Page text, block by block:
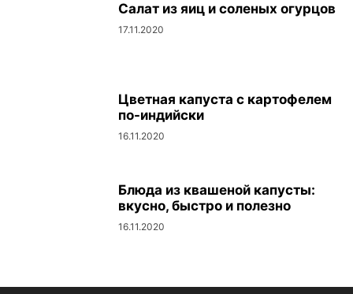
Салат из яиц и соленых огурцов
17.11.2020
Цветная капуста с картофелем
по-индийски
16.11.2020
Блюда из квашеной капусты:
вкусно, быстро и полезно
16.11.2020